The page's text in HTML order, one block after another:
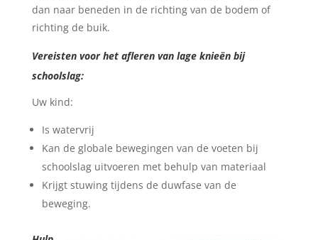
dan naar beneden in de richting van de bodem of
richting de buik.
Vereisten voor het afleren van lage knieën bij
schoolslag:
Uw kind:
Is watervrij
Kan de globale bewegingen van de voeten bij
schoolslag uitvoeren met behulp van materiaal
Krijgt stuwing tijdens de duwfase van de
beweging.